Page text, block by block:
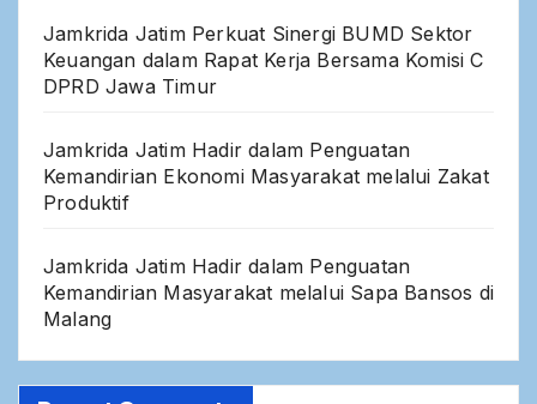
Jamkrida Jatim Perkuat Sinergi BUMD Sektor
Keuangan dalam Rapat Kerja Bersama Komisi C
DPRD Jawa Timur
Jamkrida Jatim Hadir dalam Penguatan
Kemandirian Ekonomi Masyarakat melalui Zakat
Produktif
Jamkrida Jatim Hadir dalam Penguatan
Kemandirian Masyarakat melalui Sapa Bansos di
Malang